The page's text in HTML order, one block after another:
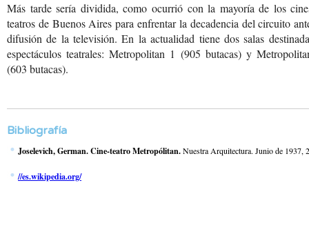
Más tarde sería dividida, como ocurrió con la mayoría de los
teatros de Buenos Aires para enfrentar la decadencia del circuito
difusión de la televisión. En la actualidad tiene dos salas
espectáculos teatrales: Metropolitan 1 (905 butacas) y
(603 butacas).
Bibliografía
Joselevich, German. Cine-teatro Metropólitan.Nuestra Arquitectura. Junio de 1937,
//es.wikipedia.org/